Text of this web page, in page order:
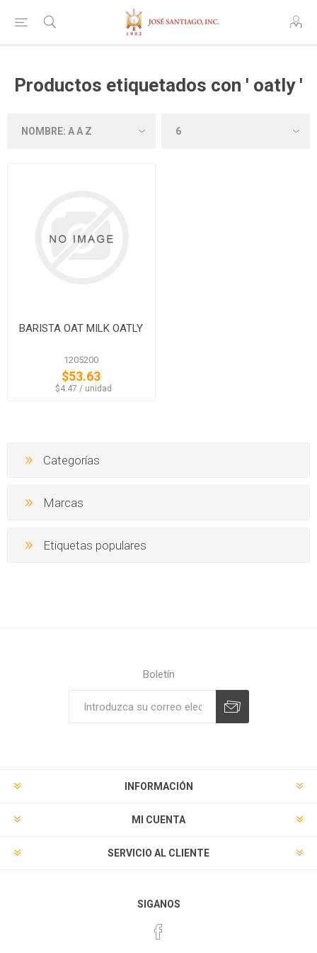
Productos etiquetados con ' oatly '
BARISTA OAT MILK OATLY
1205200
$53.63
‏‏‎ ‎‏‏‎ ‎$4.47 / unidad
Categorías
Marcas
Etiquetas populares
Boletín
INFORMACIÓN
MI CUENTA
SERVICIO AL CLIENTE
SIGANOS